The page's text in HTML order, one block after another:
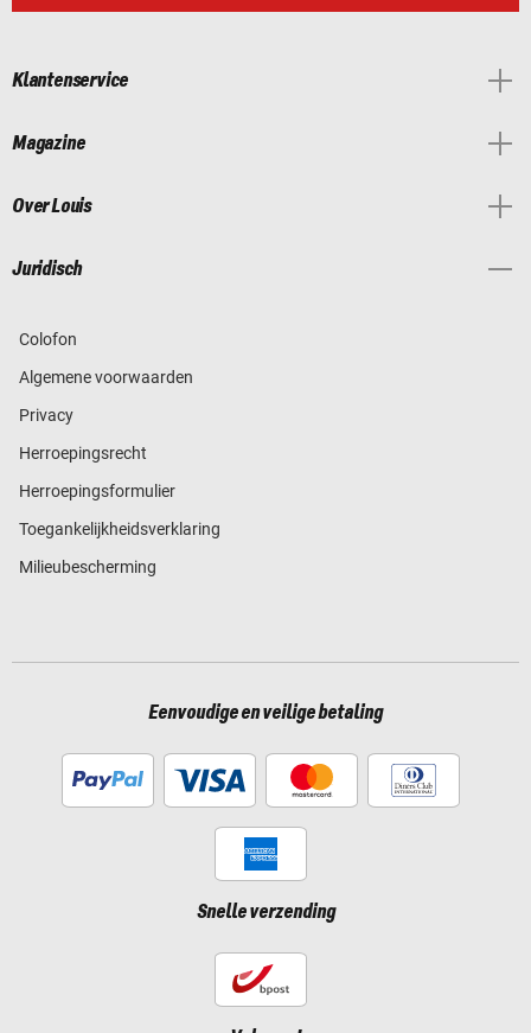
Klantenservice
Magazine
Over Louis
Juridisch
Colofon
Algemene voorwaarden
Privacy
Herroepingsrecht
Herroepingsformulier
Toegankelijkheidsverklaring
Milieubescherming
Eenvoudige en veilige betaling
Snelle verzending